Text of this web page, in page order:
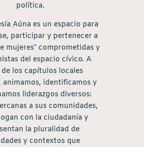
política.
Aúna es un espacio para
participar y pertenecer a
mujeres* comprometidas y
del espacio cívico. A
los capítulos locales
animamos, identificamos y
liderazgos diversos:
a sus comunidades,
con la ciudadanía y
la pluralidad de
y contextos que